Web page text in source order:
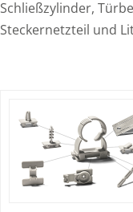
Schließzylinder,
Steckernetzteil und